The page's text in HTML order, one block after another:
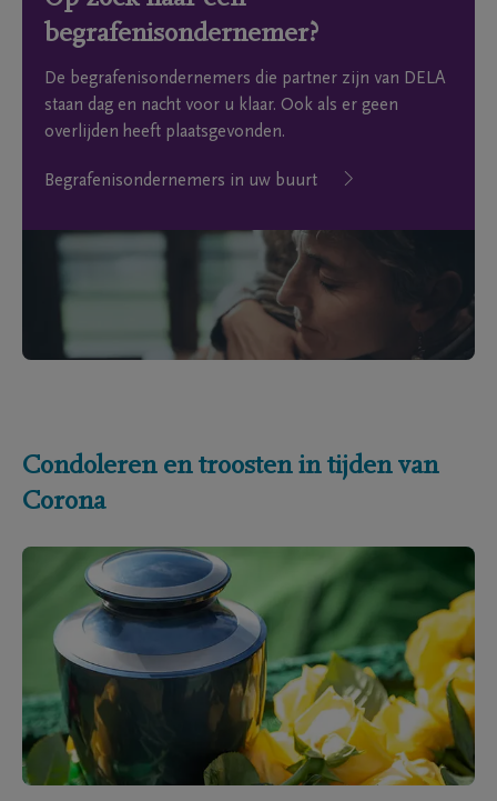
begrafenisondernemer?
De begrafenisondernemers die partner zijn van DELA
staan dag en nacht voor u klaar. Ook als er geen
overlijden heeft plaatsgevonden.
Begrafenisondernemers in uw buurt
Condoleren en troosten in tijden van
Corona